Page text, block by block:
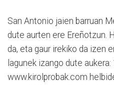
San Antonio jaien barruan
dute aurten ere Ereñotzun.
da, eta gaur irekiko da izen
lagunek izango dute
www.kirolprobak.com